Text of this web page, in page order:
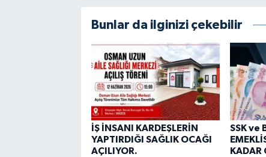
Bunlar da ilginizi çekebilir
İŞ İNSANI KARDEŞLERİN
YAPTIRDIĞI SAĞLIK OCAĞI
AÇILIYOR.
SSK ve
KADAR